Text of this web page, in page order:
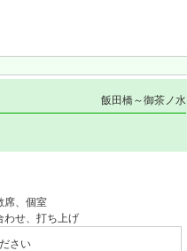
飯田橋～御茶ノ水
席、個室
わせ、打ち上げ
さい